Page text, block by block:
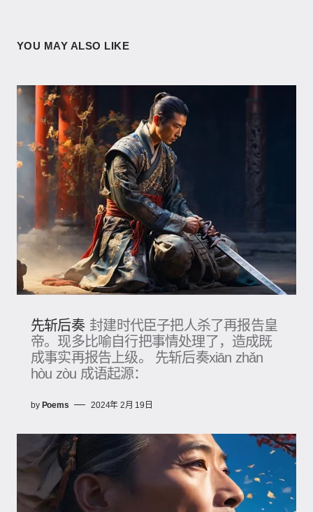
YOU MAY ALSO LIKE
先斩后奏 封建时代臣子把人杀了再报告皇
帝。现多比喻自行把事情处理了，造成既
成事实再报告上级。 先斩后奏xiān zhǎn
hòu zòu 成语起源：
by Poems 2024年 2月 19日